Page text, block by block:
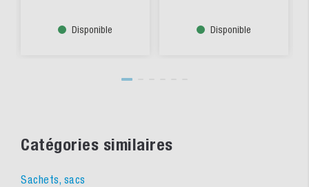
Disponible Disponible
Catégories similaires
Sachets, sacs